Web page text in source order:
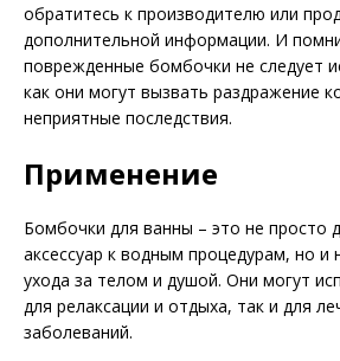
обратитесь к производителю или
дополнительной информации. И
поврежденные бомбочки не следует
как они могут вызвать раздражение
неприятные последствия.
Применение
Бомбочки для ванны – это не просто
аксессуар к водным процедурам, но и
ухода за телом и душой. Они могут
для релаксации и отдыха, так и для
заболеваний.